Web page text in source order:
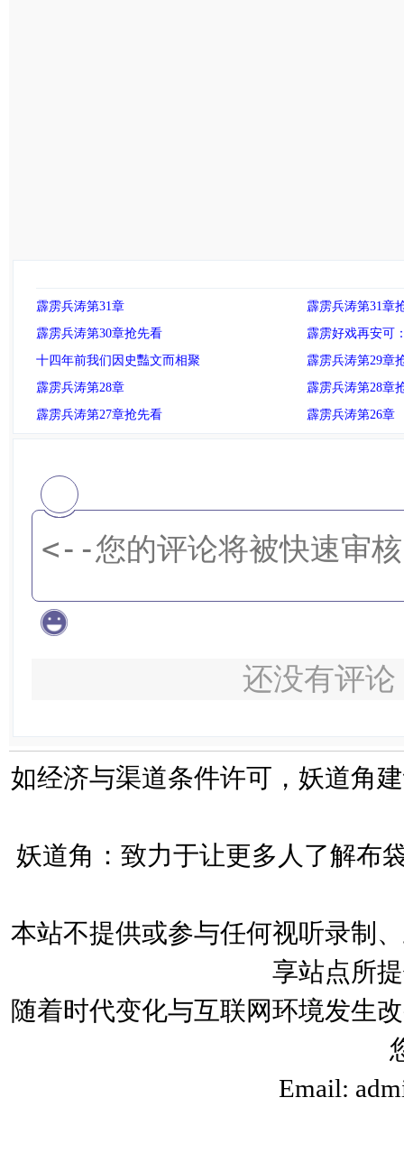
霹雳兵涛第31章
霹雳兵涛第31章
霹雳兵涛第30章抢先看
霹雳好戏再安可
十四年前我们因史豔文而相聚
霹雳兵涛第29章
霹雳兵涛第28章
霹雳兵涛第28章
霹雳兵涛第27章抢先看
霹雳兵涛第26章
还没有评
如经济与渠道条件许可，妖道角
妖道角：致力于让更多人了解布
本站不提供或参与任何视听录制
享站点所
随着时代变化与互联网环境发生
Email: